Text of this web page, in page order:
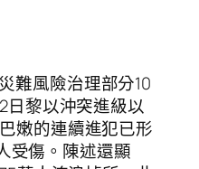
難風險治理部分10
日黎以沖突進級以
巴嫩的連續進犯已形
受傷。陳述還顯